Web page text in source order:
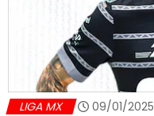
LIGA MX 09/01/2025